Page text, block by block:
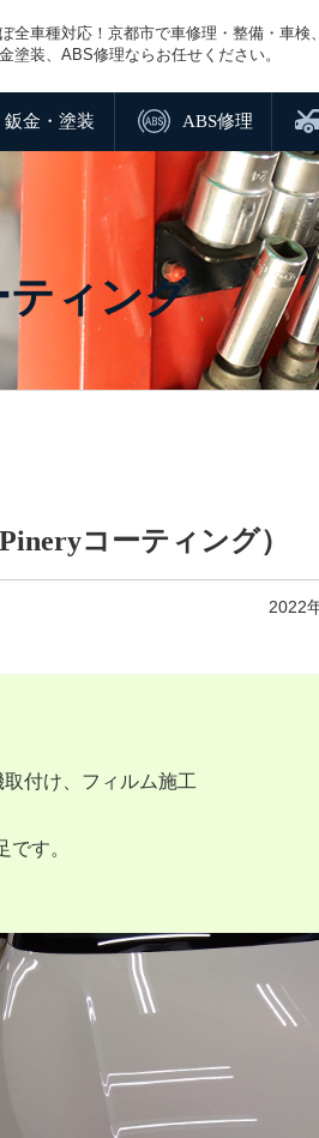
全車種対応！京都市で車修理・整備・車検、
塗装、ABS修理ならお任せください。
鈑金・塗装 ABS修理
ィング
コーティング）
2022
付け、フィルム施工
す。